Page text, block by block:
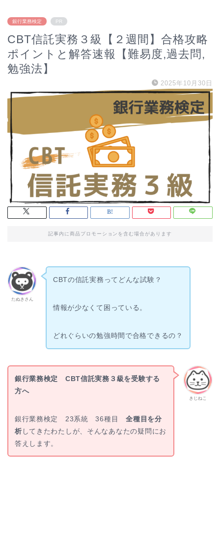
銀行業務検定 PR
CBT信託実務３級【２週間】合格攻略
ポイントと解答速報【難易度,過去問,
勉強法】
2025年10月30日
記事内に商品プロモーションを含む場合があります
たぬきさん
CBTの信託実務ってどんな試験？
情報が少なくて困っている。
どれぐらいの勉強時間で合格できるの？
きじねこ
銀行業務検定 CBT信託実務３級を受験する
方へ
銀行業務検定 23系統 36種目全種目を分
析してきたわたしが、そんなあなたの疑問にお
答えします。